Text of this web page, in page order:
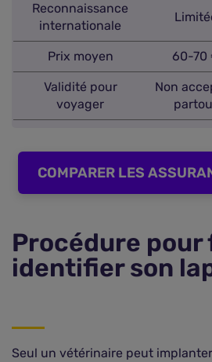
Reconnaissance
internationale
Prix moyen 60-70
Validité pour
voyager
Non
COMPARER LES
Procédure pour
identifier son
Seul un vétérinaire peut